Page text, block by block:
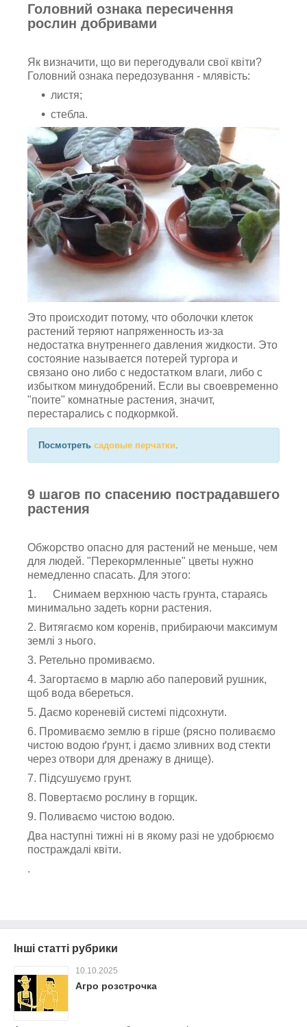
Головний ознака пересичення
рослин добривами
Як визначити, що ви перегодували свої квіти?
Головний ознака передозування - млявість:
листя;
стебла.
Это происходит потому, что оболочки клеток
растений теряют напряженность из-за
недостатка внутреннего давления жидкости. Это
состояние называется потерей тургора и
связано оно либо с недостатком влаги, либо с
избытком минудобрений. Если вы своевременно
"поите" комнатные растения, значит,
перестарались с подкормкой.
Посмотреть садовые перчатки
9 шагов по спасению пострадавшего
растения
Обжорство опасно для растений не меньше, чем
для людей. "Перекормленные" цветы нужно
немедленно спасать. Для этого:
1. Снимаем верхнюю часть грунта, стараясь
минимально задеть корни растения.
2. Витягаємо ком коренів, прибираючи максимум
землі з нього.
3. Ретельно промиваємо.
4. Загортаємо в марлю або паперовий рушник,
щоб вода вбереться.
5. Даємо кореневій системі підсохнути.
6. Промиваємо землю в гірше (рясно поливаємо
чистою водою ґрунт, і даємо зливних вод стекти
через отвори для дренажу в днище).
7. Підсушуємо грунт.
8. Повертаємо рослину в горщик.
9. Поливаємо чистою водою.
Два наступні тижні ні в якому разі не удобрюємо
постраждалі квіти.
.
Інші статті рубрики
10.10.2025
Агро розстрочка